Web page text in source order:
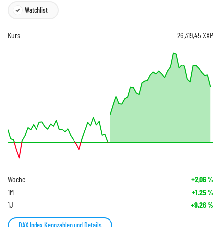
Watchlist
Kurs 26.319,45 XXP
Woche +2,06%
1M +1,25%
1J +9,26%
DAX Index Kennzahlen und Details